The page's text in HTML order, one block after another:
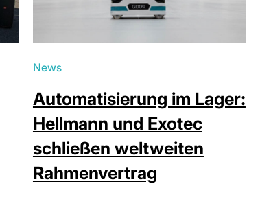
News
Automatisierung im Lager:
Hellmann und Exotec
schließen weltweiten
Rahmenvertrag